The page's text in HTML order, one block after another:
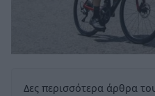
Δες περισσότερα άρθρα